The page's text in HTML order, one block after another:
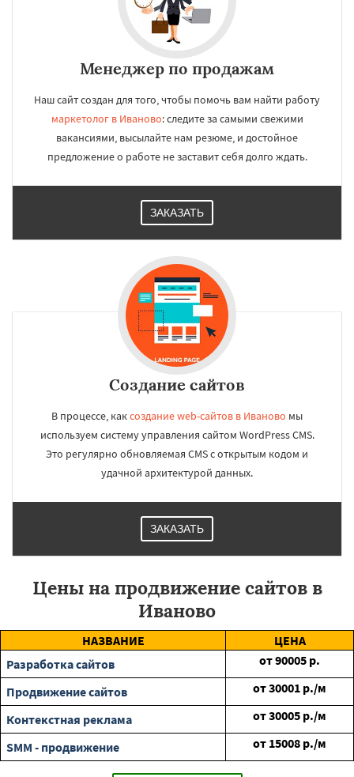
Менеджер по продажам
Наш сайт создан для того, чтобы помочь вам найти работу
маркетолог в Иваново: следите за самыми свежими
вакансиями, высылайте нам резюме, и достойное
предложение о работе не заставит себя долго ждать.
ЗАКАЗАТЬ
Создание сайтов
В процессе, каксоздание web-сайтов в Иваново мы
используем систему управления сайтом WordPress CMS.
Это регулярно обновляемая CMS с открытым кодом и
удачной архитектурой данных.
ЗАКАЗАТЬ
Цены на продвижение сайтов в
Иваново
НАЗВАНИЕ
ЦЕНА
Разработка сайтов
от90005 р.
Продвижение сайтов
от30001 р./м
Контекстная реклама
от30005 р./м
SMM - продвижение
от 15008 р./м